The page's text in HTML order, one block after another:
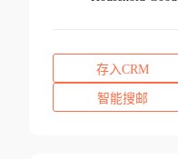
存入CRM
智能搜邮